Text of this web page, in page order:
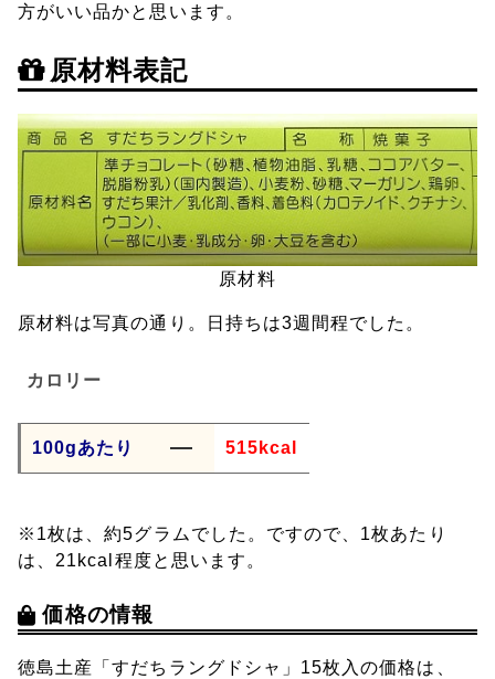
方がいい品かと思います。
原材料表記
原材料
原材料は写真の通り。日持ちは3週間程でした。
カロリー
100gあたり 515kcal
※1枚は、約5グラムでした。ですので、1枚あたり
は、21kcal程度と思います。
価格の情報
徳島土産「すだちラングドシャ」15枚入の価格は、